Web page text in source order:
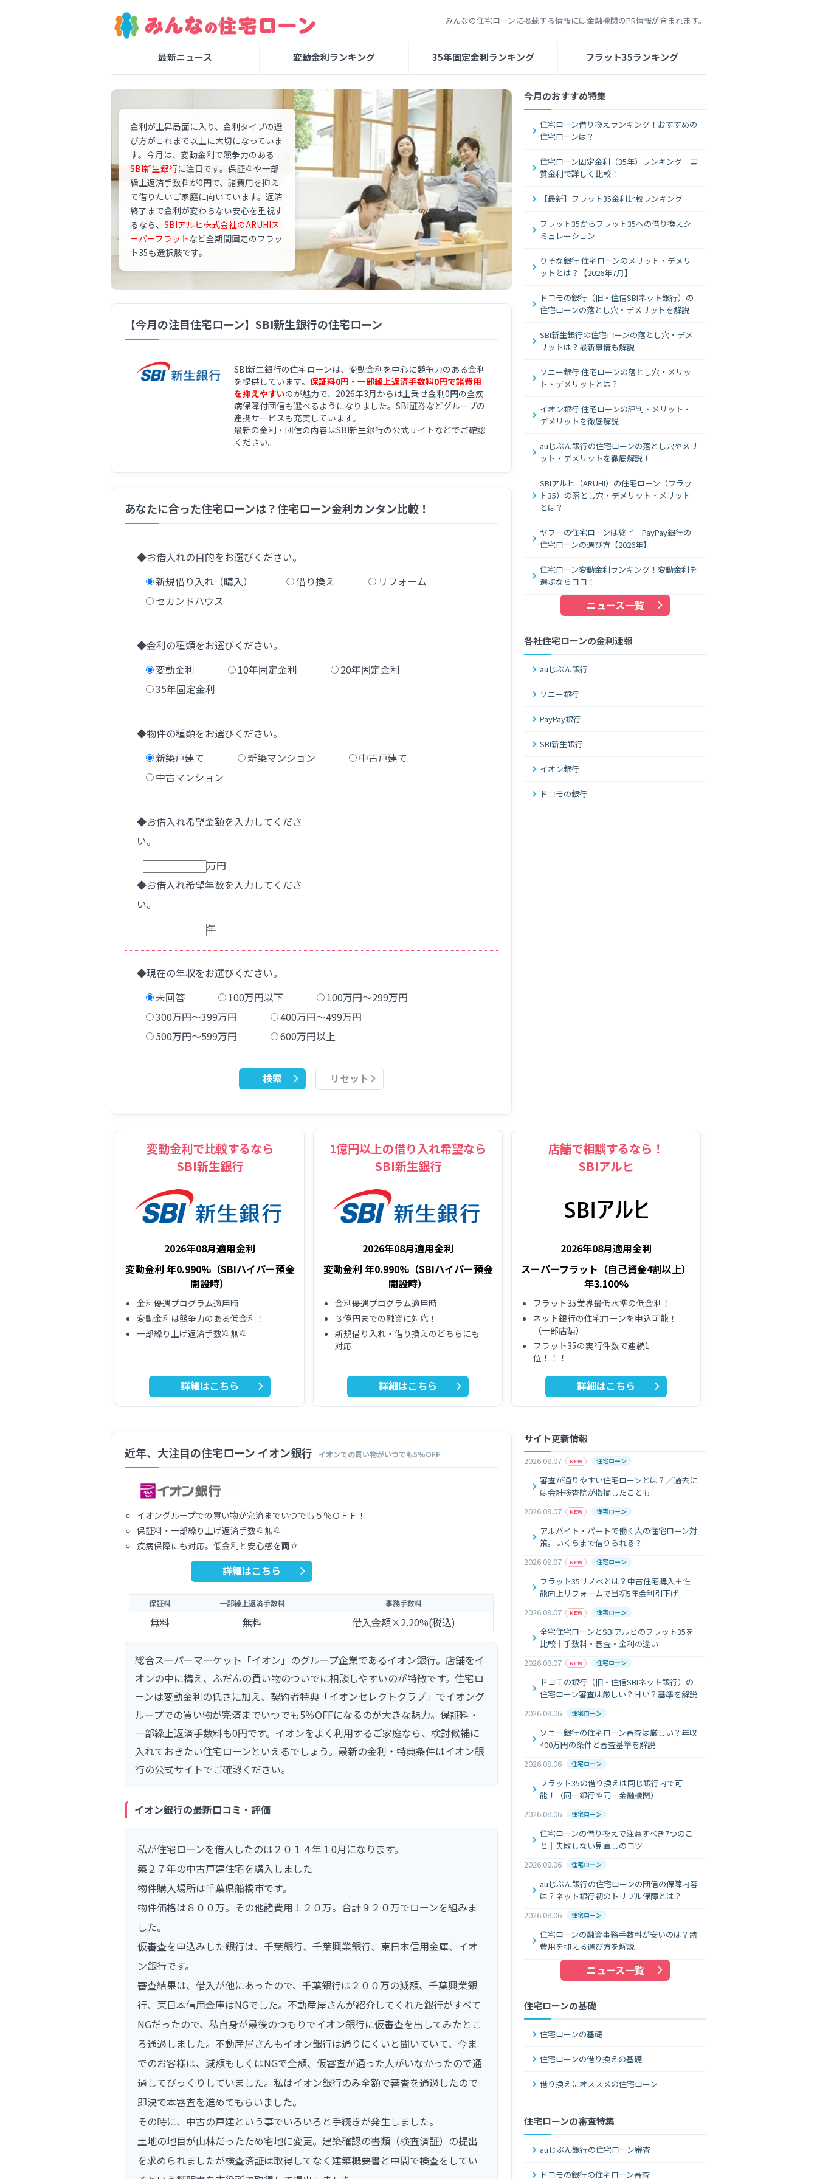
みんなの住宅ローンに掲載する情報には金融機関のPR情報が含まれます。
最新ニュース 変動金利ランキング 35年固定金利ランキング フラット35ランキング
金利が上昇局面に入り、金利タイプの選
び方がこれまで以上に大切になっていま
す。今月は、変動金利で競争力のある
SBI新生銀行に注目です。保証料や一部
繰上返済手数料が0円で、諸費用を抑え
て借りたいご家庭に向いています。返済
終了まで金利が変わらない安心を重視す
るなら、 SBIアルヒ株式会社のARUHIス
ーパーフラットなど全期間固定のフラッ
ト35も選択肢です。
【今月の注目住宅ローン】SBI新生銀行の住宅ローン
SBI新生銀行の住宅ローンは、変動金利を中心に競争力のある金利
を提供しています。 保証料0円・一部繰上返済手数料0円で諸費用
を抑えやすいのが魅力で、2026年3月からは上乗せ金利0円の全疾
病保障付団信も選べるようになりました。SBI証券などグループの
連携サービスも充実しています。
最新の金利・団信の内容はSBI新生銀行の公式サイトなどでご確認
ください。
あなたに合った住宅ローンは？住宅ローン金利カンタン比較！
◆お借入れの目的をお選びください。
新規借り入れ（購入）
借り換え
リフォーム
セカンドハウス
◆金利の種類をお選びください。
変動金利
10年固定金利
20年固定金利
35年固定金利
◆物件の種類をお選びください。
新築戸建て
新築マンション
中古戸建て
中古マンション
◆お借入れ希望金額を入力してくださ
い。
万円
◆お借入れ希望年数を入力してくださ
い。
年
◆現在の年収をお選びください。
未回答
100万円以下
100万円〜299万円
300万円〜399万円
400万円〜499万円
500万円〜599万円
600万円以上
検索 リセット
今月のおすすめ特集
住宅ローン借り換えランキング！おすすめの
住宅ローンは？
住宅ローン固定金利（35年）ランキング｜実
質金利で詳しく比較！
【最新】フラット35金利比較ランキング
フラット35からフラット35への借り換えシ
ミュレーション
りそな銀行 住宅ローンのメリット・デメリ
ットとは？【2026年7月】
ドコモの銀行（旧・住信SBIネット銀行）の
住宅ローンの落とし穴・デメリットを解説
SBI新生銀行の住宅ローンの落とし穴・デメ
リットは？最新事情も解説
ソニー銀行 住宅ローンの落とし穴・メリッ
ト・デメリットとは？
イオン銀行 住宅ローンの評判・メリット・
デメリットを徹底解説
auじぶん銀行の住宅ローンの落とし穴やメリ
ット・デメリットを徹底解説！
SBIアルヒ（ARUHI）の住宅ローン（フラッ
ト35）の落とし穴・デメリット・メリット
とは？
ヤフーの住宅ローンは終了｜PayPay銀行の
住宅ローンの選び方【2026年】
住宅ローン変動金利ランキング！変動金利を
選ぶならココ！
ニュース一覧
各社住宅ローンの金利速報
auじぶん銀行
ソニー銀行
PayPay銀行
SBI新生銀行
イオン銀行
ドコモの銀行
変動金利で比較するなら
SBI新生銀行
2026年08月適用金利
変動金利 年0.990%（SBIハイパー預金
開設時）
金利優遇プログラム適用時
変動金利は競争力のある低金利！
一部繰り上げ返済手数料無料
詳細はこちら
1億円以上の借り入れ希望なら
SBI新生銀行
2026年08月適用金利
変動金利 年0.990%（SBIハイパー預金
開設時）
金利優遇プログラム適用時
３億円までの融資に対応！
新規借り入れ・借り換えのどちらにも
対応
詳細はこちら
店舗で相談するなら！
SBIアルヒ
2026年08月適用金利
スーパーフラット（自己資金4割以上）
年3.100%
フラット35業界最低水準の低金利！
ネット銀行の住宅ローンを申込可能！
（一部店舗）
フラット35の実行件数で連続1
位！！！
詳細はこちら
サイト更新情報
2026.08.07 NEW 住宅ローン
審査が通りやすい住宅ローンとは？／過去に
は会計検査院が指摘したことも
2026.08.07
NEW 住宅ローン
アルバイト・パートで働く人の住宅ローン対
策。いくらまで借りられる？
2026.08.07
NEW 住宅ローン
フラット35リノベとは？中古住宅購入＋性
能向上リフォームで当初5年金利引下げ
2026.08.07
NEW 住宅ローン
全宅住宅ローンとSBIアルヒのフラット35を
比較｜手数料・審査・金利の違い
2026.08.07
NEW 住宅ローン
ドコモの銀行（旧・住信SBIネット銀行）の
住宅ローン審査は厳しい？甘い？基準を解説
2026.08.06
住宅ローン
ソニー銀行の住宅ローン審査は厳しい？年収
400万円の条件と審査基準を解説
2026.08.06
住宅ローン
フラット35の借り換えは同じ銀行内で可
能！（同一銀行や同一金融機関）
2026.08.06
住宅ローン
住宅ローンの借り換えで注意すべき7つのこ
と｜失敗しない見直しのコツ
2026.08.06
住宅ローン
auじぶん銀行の住宅ローンの団信の保障内容
は？ネット銀行初のトリプル保障とは？
2026.08.06
住宅ローン
住宅ローンの融資事務手数料が安いのは？諸
費用を抑える選び方を解説
ニュース一覧
住宅ローンの基礎
住宅ローンの基礎
住宅ローンの借り換えの基礎
借り換えにオススメの住宅ローン
住宅ローンの審査特集
auじぶん銀行の住宅ローン審査
ドコモの銀行の住宅ローン審査
近年、大注目の住宅ローン イオン銀行 イオンでの買い物がいつでも5%OFF
イオングループでの買い物が完済までいつでも５％ＯＦＦ！
保証料・一部繰り上げ返済手数料無料
疾病保障にも対応。低金利と安心感を両立
詳細はこちら
保証料 一部繰上返済手数料 事務手数料
無料 無料 借入金額×2.20%(税込)
総合スーパーマーケット「イオン」のグループ企業であるイオン銀行。店舗をイ
オンの中に構え、ふだんの買い物のついでに相談しやすいのが特徴です。住宅ロ
ーンは変動金利の低さに加え、契約者特典「イオンセレクトクラブ」でイオング
ループでの買い物が完済までいつでも5％OFFになるのが大きな魅力。保証料・
一部繰上返済手数料も0円です。イオンをよく利用するご家庭なら、検討候補に
入れておきたい住宅ローンといえるでしょう。最新の金利・特典条件はイオン銀
行の公式サイトでご確認ください。
イオン銀行の最新口コミ・評価
私が住宅ローンを借入したのは２０１４年１0月になります。
築２７年の中古戸建住宅を購入しました
物件購入場所は千葉県船橋市です。
物件価格は８００万。その他諸費用１２０万。合計９２０万でローンを組みま
した。
仮審査を申込みした銀行は、千葉銀行、千葉興業銀行、東日本信用金庫、イオ
ン銀行です。
審査結果は、借入が他にあったので、千葉銀行は２００万の減額、千葉興業銀
行、東日本信用金庫はNGでした。不動産屋さんが紹介してくれた銀行がすべて
NGだったので、私自身が最後のつもりでイオン銀行に仮審査を出してみたとこ
ろ通過しました。不動産屋さんもイオン銀行は通りにくいと聞いていて、今ま
でのお客様は、減額もしくはNGで全額、仮審査が通った人がいなかったので通
過してびっくりしていました。私はイオン銀行のみ全額で審査を通過したので
即決で本審査を進めてもらいました。
その時に、中古の戸建という事でいろいろと手続きが発生しました。
土地の地目が山林だったため宅地に変更。建築確認の書類（検査済証）の提出
を求められましたが検査済証は取得してなく建築概要書と中間で検査をしてい